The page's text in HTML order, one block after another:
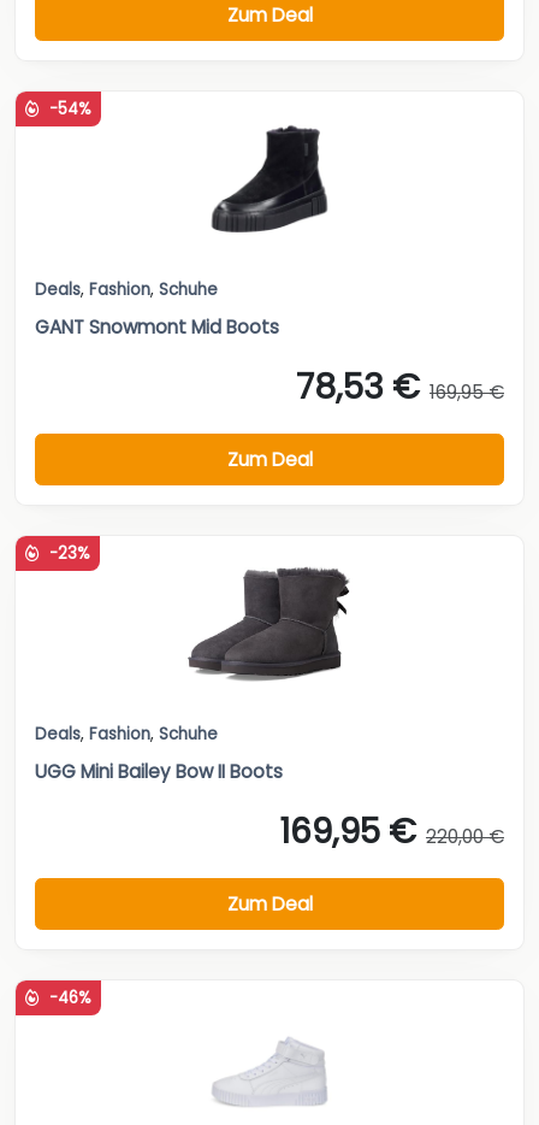
Zum Deal
-54%
Deals, Fashion, Schuhe
GANT Snowmont Mid Boots
78,53 € 169,95 €
Zum Deal
-23%
Deals, Fashion, Schuhe
UGG Mini Bailey Bow II Boots
169,95 € 220,00 €
Zum Deal
-46%